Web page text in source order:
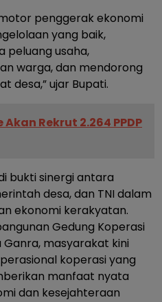
penggerak ekonomi
yang baik,
peluang usaha,
warga, dan mendorong
desa,” ujar Bupati.
Akan Rekrut 2.264 PPDP
bukti sinergi antara
desa, dan TNI dalam
ekonomi kerakyatan.
Gedung Koperasi
Ganra, masyarakat kini
koperasi yang
manfaat nyata
dan kesejahteraan